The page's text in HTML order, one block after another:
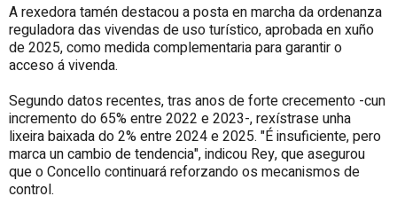
A rexedora tamén destacou a posta en marcha da ordenanza
reguladora das vivendas de uso turístico, aprobada en xuño
de 2025, como medida complementaria para garantir o
acceso á vivenda.
Segundo datos recentes, tras anos de forte crecemento -cun
incremento do 65% entre 2022 e 2023-, rexístrase unha
lixeira baixada do 2% entre 2024 e 2025. "É insuficiente, pero
marca un cambio de tendencia", indicou Rey, que asegurou
que o Concello continuará reforzando os mecanismos de
control.